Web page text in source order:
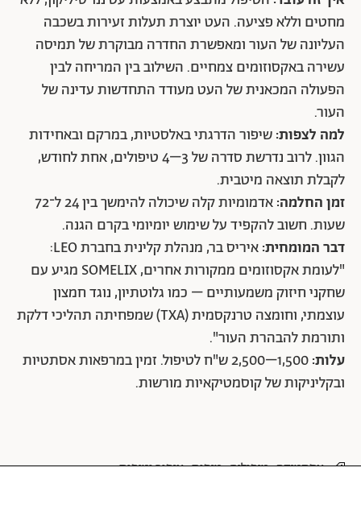
מחטים וללא פציעה. העט יוצרת תעלות זעירות בשכבה
העליונה של העור ומאפשרת החדרה מבוקרת של תמיסה
עשירה באקסוזומים צמחיים. השילוב בין המריחה לבין
הפעולה המכאנית של העט מעודד התחדשות עדינה של
העור.
למה לצפות:שיפור הדרגתי באלסטיות, במרקם ובאחידות
הגוון. לרוב נדרשת סדרה של 3–4 טיפולים, אחת לחודש,
לקבלת תוצאה מיטבית.
זמן החלמה:
אדמומיות קלה שיכולה להימשך בין 24 ל־72
שעות. חשוב להקפיד על שימוש יומיומי בקרם הגנה.
דבר המומחית:
איריס בר, מנהלת קלינית בחברת LEO:
"לעומת אקסוזומים ממקורות אחרים, SOMELIX מגיע עם
שחקני חיזוק משמעותיים – כמו גלוטתיון, נוגד חמצון
עוצמתי, וחומצה טרנקסמית (TXA) שמפחיתה תהליכי דלקת
ותורמת להבהרת העור".
עלות:
1,500–2,500 ש"ח לטיפול. זמין במרפאות אסתטיות
ובקליניקות של קוסמטיקאיות מורשות.
אסתטיקה טיפולים טיפוח איפור וטיפוח